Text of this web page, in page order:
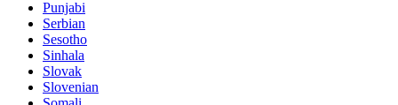
Punjabi
Serbian
Sesotho
Sinhala
Slovak
Slovenian